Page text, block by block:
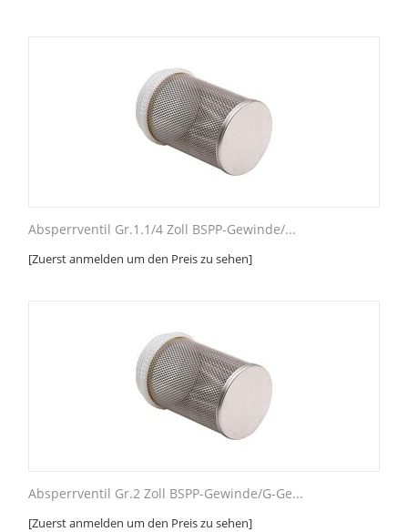
Absperrventil Gr.1.1/4 Zoll BSPP-Gewinde/...
[Zuerst anmelden um den Preis zu sehen]
Absperrventil Gr.2 Zoll BSPP-Gewinde/G-Ge...
[Zuerst anmelden um den Preis zu sehen]